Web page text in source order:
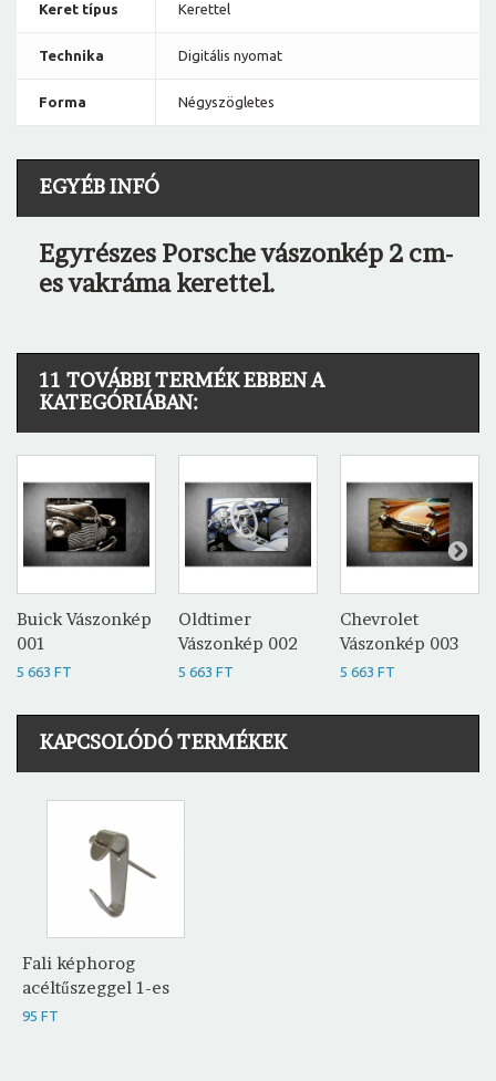
Keret típus Kerettel
Technika Digitális nyomat
Forma Négyszögletes
EGYÉB INFÓ
Egyrészes Porsche vászonkép 2 cm-
es vakráma kerettel.
11 TOVÁBBI TERMÉK EBBEN A
KATEGÓRIÁBAN:
Buick Vászonkép
001
5 663 FT
Oldtimer
Vászonkép 002
5 663 FT
Chevrolet
Vászonkép 003
5 663 FT
KAPCSOLÓDÓ TERMÉKEK
Fali képhorog
acéltűszeggel 1-es
95 FT